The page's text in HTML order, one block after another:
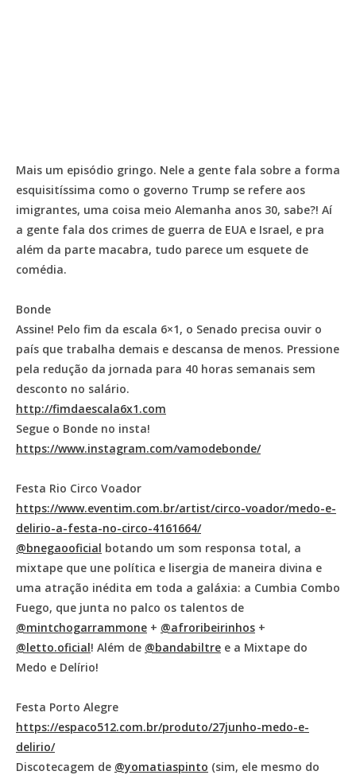
Mais um episódio gringo. Nele a gente fala sobre a forma
esquisitíssima como o governo Trump se refere aos
imigrantes, uma coisa meio Alemanha anos 30, sabe?! Aí
a gente fala dos crimes de guerra de EUA e Israel, e pra
além da parte macabra, tudo parece um esquete de
comédia.
Bonde
Assine! Pelo fim da escala 6×1, o Senado precisa ouvir o
país que trabalha demais e descansa de menos. Pressione
pela redução da jornada para 40 horas semanais sem
desconto no salário.
http://fimdaescala6x1.com
Segue o Bonde no insta!
https://www.instagram.com/vamodebonde/
Festa Rio Circo Voador
https://www.eventim.com.br/artist/circo-voador/medo-e-
delirio-a-festa-no-circo-4161664/
@bnegaooficial botando um som responsa total, a
mixtape que une política e lisergia de maneira divina e
uma atração inédita em toda a galáxia: a Cumbia Combo
Fuego, que junta no palco os talentos de
@mintchogarrammone + @afroribeirinhos +
@letto.oficial! Além de @bandabiltre e a Mixtape do
Medo e Delírio!
Festa Porto Alegre
https://espaco512.com.br/produto/27junho-medo-e-
delirio/
Discotecagem de @yomatiaspinto (sim, ele mesmo do